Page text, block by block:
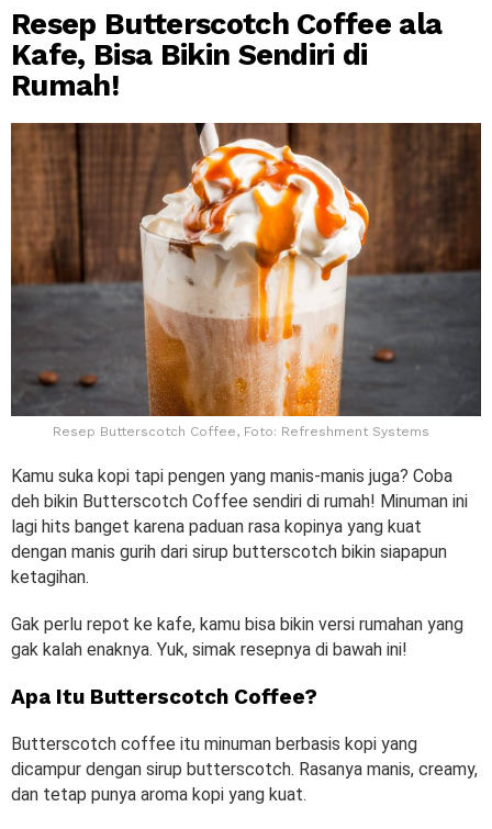
Resep Butterscotch Coffee ala
Kafe, Bisa Bikin Sendiri di
Rumah!
Resep Butterscotch Coffee, Foto: Refreshment Systems
Kamu suka kopi tapi pengen yang manis-manis juga? Coba
deh bikin Butterscotch Coffee sendiri di rumah! Minuman ini
lagi hits banget karena paduan rasa kopinya yang kuat
dengan manis gurih dari sirup butterscotch bikin siapapun
ketagihan.
Gak perlu repot ke kafe, kamu bisa bikin versi rumahan yang
gak kalah enaknya. Yuk, simak resepnya di bawah ini!
Apa Itu Butterscotch Coffee?
Butterscotch coffee itu minuman berbasis kopi yang
dicampur dengan sirup butterscotch. Rasanya manis, creamy,
dan tetap punya aroma kopi yang kuat.